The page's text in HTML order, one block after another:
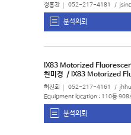
정홍찬 052-217-4181
분석의뢰
IX83 Motorized
현미경 / IX83 Motorized
허진회 052-217-4161
Equipment location : 110동 908
분석의뢰